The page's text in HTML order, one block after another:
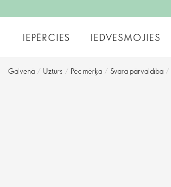
IEPĒRCIES IEDVESMOJIES
Galvenā / Uzturs / Pēc mērķa / Svara pārvaldība /